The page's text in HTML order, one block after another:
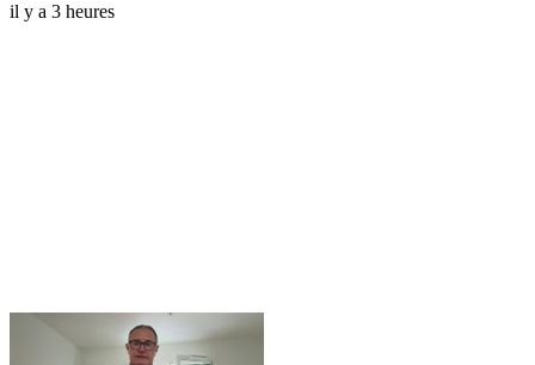
il y a 3 heures